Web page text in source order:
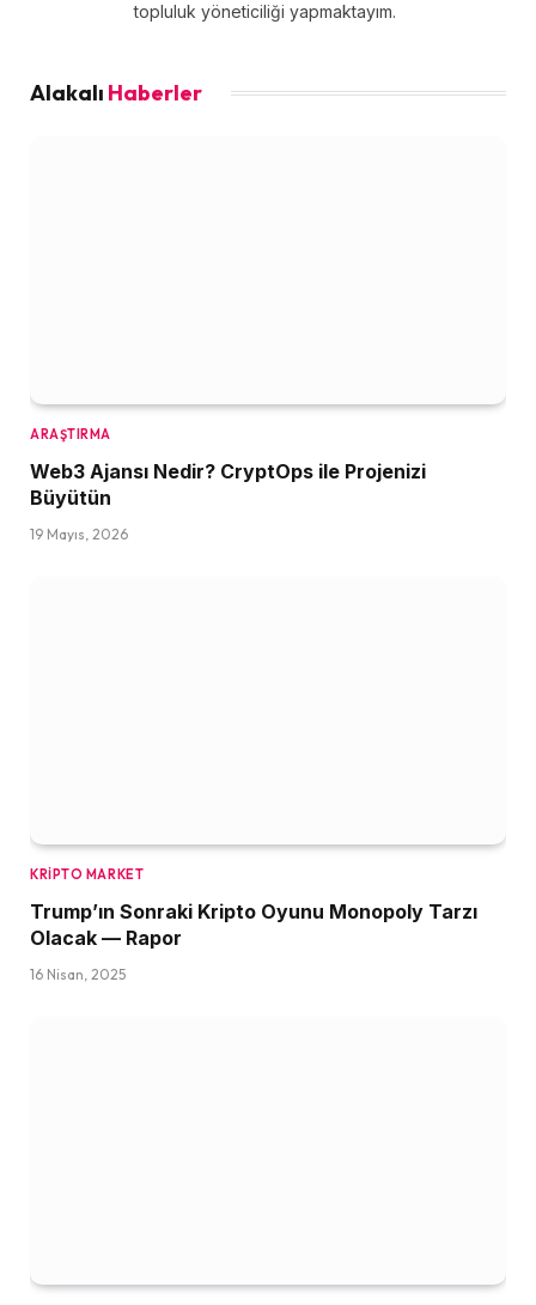
topluluk yöneticiliği yapmaktayım.
Alakalı Haberler
ARAŞTIRMA
Web3 Ajansı Nedir? CryptOps ile Projenizi
Büyütün
19 Mayıs, 2026
KRIPTO MARKET
Trump’ın Sonraki Kripto Oyunu Monopoly Tarzı
Olacak — Rapor
16 Nisan, 2025